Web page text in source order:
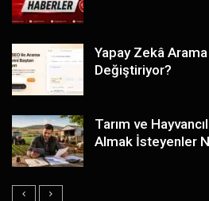
Yapay Zekâ Arama
Değiştiriyor?
Tarım ve
Almak İsteyenler